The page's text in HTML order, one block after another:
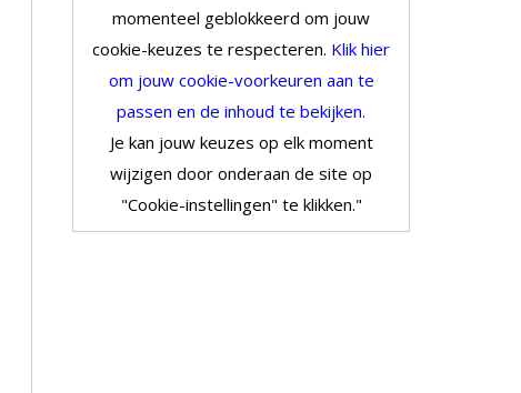
momenteel geblokkeerd om jouw
cookie-keuzes te respecteren. Klik hier
om jouw cookie-voorkeuren aan te
passen en de inhoud te bekijken.
Je kan jouw keuzes op elk moment
wijzigen door onderaan de site op
"Cookie-instellingen" te klikken."